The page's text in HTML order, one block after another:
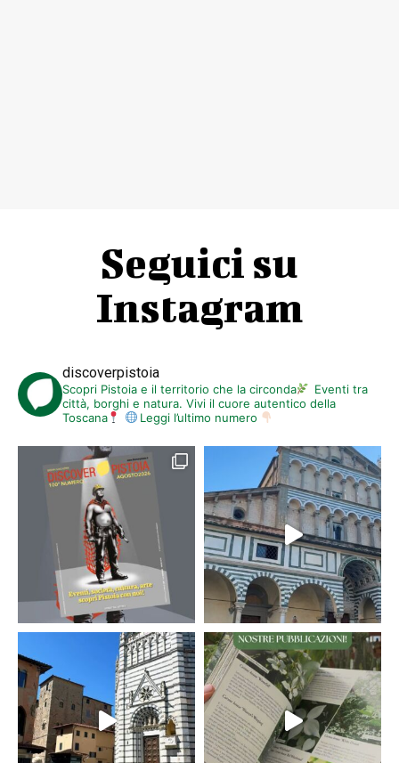
Seguici su
Instagram
discoverpistoia
Scopri Pistoia e il territorio che la circonda
Eventi tra
città, borghi e natura. Vivi il cuore autentico della
Toscana
Leggi l’ultimo numero